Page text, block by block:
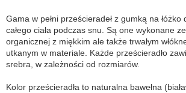
Gama w pełni prześcieradeł z gumką na łóżko
całego ciała podczas snu. Są one wykonane
organicznej z miękkim ale także trwałym
utkanym w materiale. Każde prześcieradło
srebra, w zależności od rozmiarów.
Kolor prześcieradła to naturalna bawełna